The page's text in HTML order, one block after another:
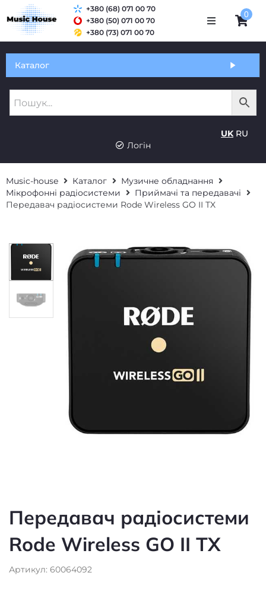
Оплата і доставка
+380 (68) 071 00 70
+380 (50) 071 00 70
+380 (73) 071 00 70
0
Каталог
UK RU
Логін
Music-house Каталог
Музичне обладнання
Мікрофонні радіосистеми
Приймачі та передавачі
Передавач радіосистеми Rode Wireless GO II TX
Передавач радіосистеми
Rode Wireless GO II TX
Артикул: 60064092